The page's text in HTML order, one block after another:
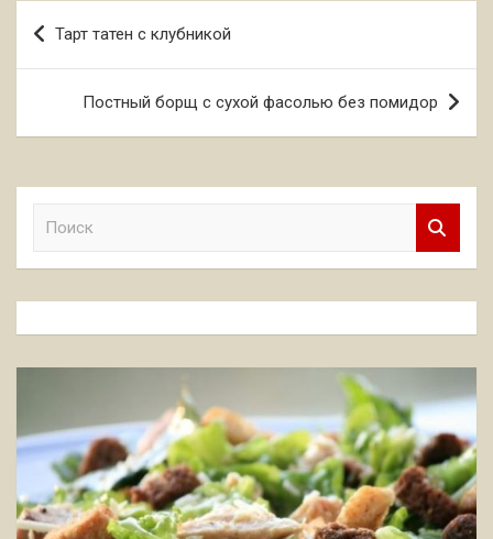
Навигация
по
записям
Тарт татен с клубникой
Постный борщ с сухой фасолью без помидор
к